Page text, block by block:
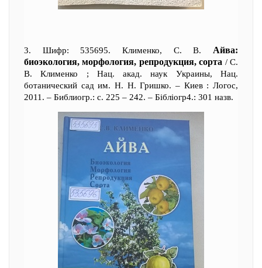
3. Шифр: 535695. Клименко, С. В. Айва:
биоэкология, морфология, репродукция, сорта / С.
В. Клименко ; Нац. акад. наук Украины, Нац.
ботанический сад им. Н. Н. Гришко. – Киев : Логос,
2011. – Библиогр.: с. 225 – 242. – Бібліогр4.: 301 назв.